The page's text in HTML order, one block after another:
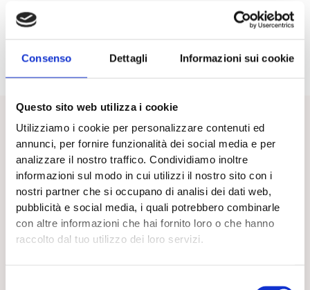
Consenso Dettagli Informazioni sui cookie
Questo sito web utilizza i cookie
Utilizziamo i cookie per personalizzare contenuti ed
annunci, per fornire funzionalità dei social media e per
analizzare il nostro traffico. Condividiamo inoltre
informazioni sul modo in cui utilizzi il nostro sito con i
nostri partner che si occupano di analisi dei dati web,
pubblicità e social media, i quali potrebbero combinarle
con altre informazioni che hai fornito loro o che hanno
raccolto dal tuo utilizzo dei loro servizi.
Le attività proseguono e arrivederci alla prossima iniziativa
Ultime dal blog